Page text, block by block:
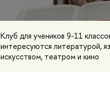
Клуб для учеников 9-11
интересуются литературой,
искусством, театром и кино